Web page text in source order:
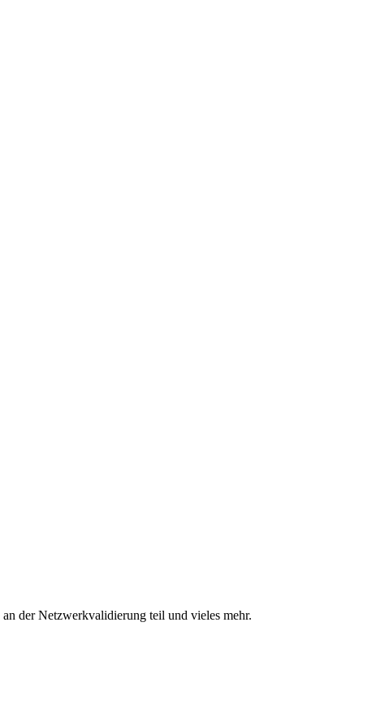
der Netzwerkvalidierung teil und vieles mehr.